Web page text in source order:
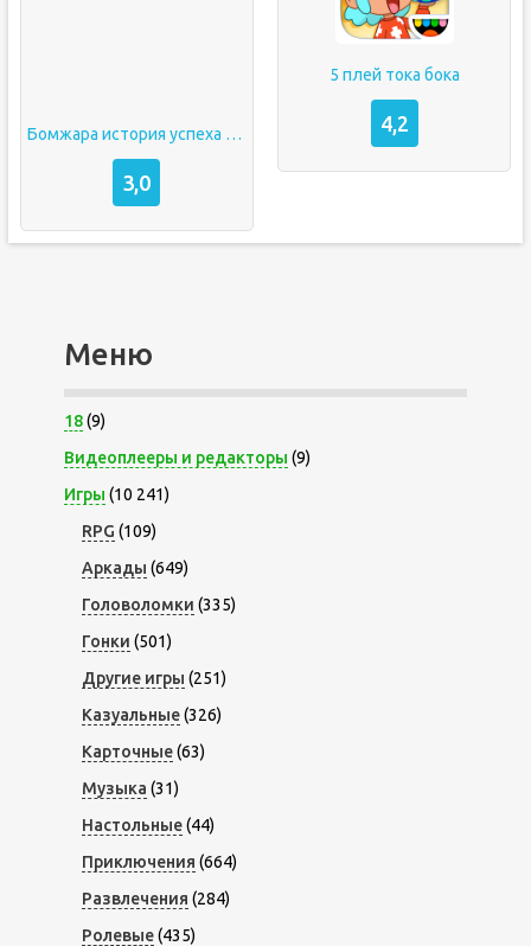
Бомжара история успеха в злом
3,0
5 плей тока бока
4,2
Меню
18(9)
Видеоплееры и редакторы (9)
Игры (10 241)
RPG (109)
Аркады (649)
Головоломки (335)
Гонки (501)
Другие игры (251)
Казуальные(326)
Карточные(63)
Музыка (31)
Настольные(44)
Приключения (664)
Развлечения (284)
Ролевые(435)